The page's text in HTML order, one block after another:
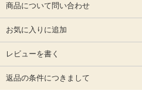
商品について問い合わせ
お気に入りに追加
レビューを書く
返品の条件につきまして